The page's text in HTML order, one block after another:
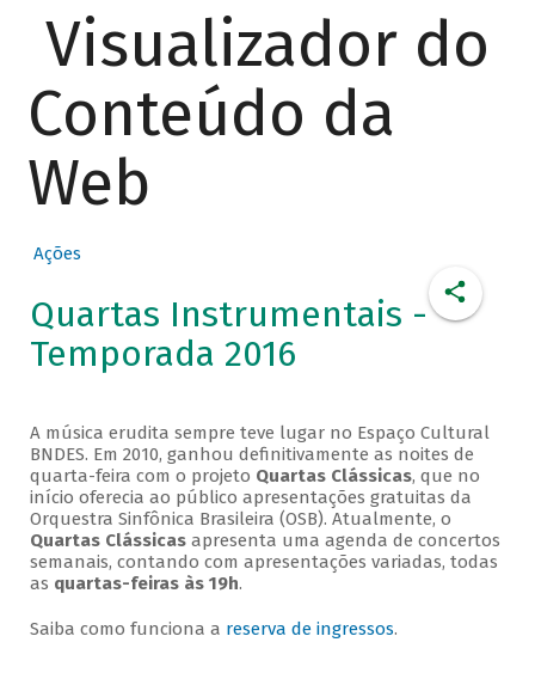
Visualizador do
Conteúdo da
Web
Ações
Quartas Instrumentais -
Temporada 2016
A música erudita sempre teve lugar no Espaço Cultural
BNDES. Em 2010, ganhou definitivamente as noites de
quarta-feira com o projeto Quartas Clássicas, que no
início oferecia ao público apresentações gratuitas da
Orquestra Sinfônica Brasileira (OSB). Atualmente, o
Quartas Clássicasapresenta uma agenda de concertos
semanais, contando com apresentações variadas, todas
as quartas-feiras às 19h.
Saiba como funciona a reserva de ingressos.